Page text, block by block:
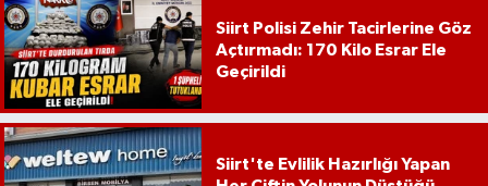
Siirt Polisi Zehir Tacirlerine Göz
Açtırmadı: 170 Kilo Esrar Ele
Geçirildi
Siirt'te Evlilik Hazırlığı Yapan